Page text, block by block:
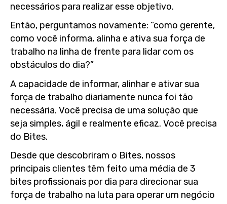
necessários para realizar esse objetivo.
Então, perguntamos novamente: “como gerente,
como você informa, alinha e ativa sua força de
trabalho na linha de frente para lidar com os
obstáculos do dia?”
A capacidade de informar, alinhar e ativar sua
força de trabalho diariamente nunca foi tão
necessária. Você precisa de uma solução que
seja simples, ágil e realmente eficaz. Você precisa
do Bites.
Desde que descobriram o Bites, nossos
principais clientes têm feito uma média de 3
bites profissionais por dia para direcionar sua
força de trabalho na luta para operar um negócio